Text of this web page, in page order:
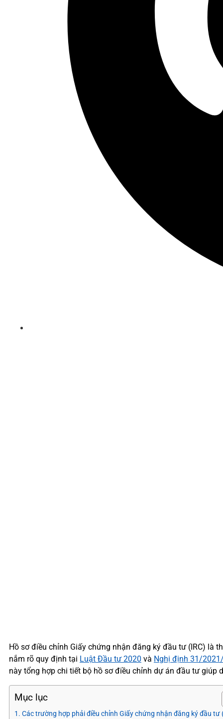
Hồ sơ điều chỉnh Giấy chứng nhận đăng ký đầu tư (IRC) là
nắm rõ quy định tại Luật Đầu tư 2020 và Nghị định 31/
này tổng hợp chi tiết bộ hồ sơ điều chỉnh dự án đầu tư
Mục lục
Các trường hợp phải điều chỉnh Giấy chứng nhận đăng ký đầu tư